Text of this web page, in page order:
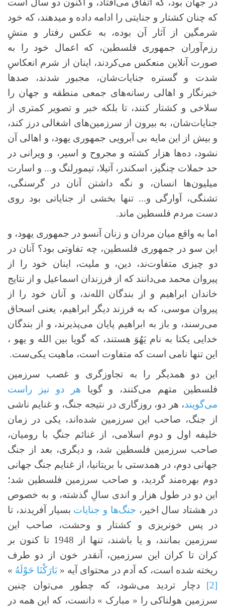
در جهان بود، که اتفاق می‌افتاد، و اکنون دو سال است
که چنان کشتار و جنایتی را ادامه داده‌ و میدهند، که خود
شرمگین از آثار آن بوده، به عکس رفتار و منشِِ
رزم‌آوران جمهوری فلسطین، که اعمال خود را به
صورت آنلاین منعکس می‌کردند، اینان از شرم انعکاسِ
شدت و گستره جنایات‌شان، مجبور شدند، صدها
خبرنگار و اهالی رسانه‌های جمعی منطقه و جهان را
سلاخی و کشتار کنند، تا بلکه خبر و تصویر کمتری از
جنایات‌شان، به بیرون از سرزمین‌های اشغالی درز کند،
و بیش از این مایه بی آبرویی جمهوری یهود، و اهالی آن
نشود، ده‌ها هزار کشته و مجروح و اسیر، و ویرانی در
حد حملات چنگیز، اسکندر، آتیلا، تیمورلنگ و... و اسارت
میلیون‌ها انسان، و نگه داشتن آنان در گرسنگی،
تشنگی، آوارگی و... تنها بخشی از جنایاتی بود روی
دست مردم فلسطین ماند.
اما به واقع میان مردان و زنان آنسو در جمهوری یهود، و
این سو در جمهوری فلسطین، چه تفاوتی بود؟ آنان در
دو چیزی متفاوت‌ند، دین، و ملیت، اینان خود را از
پیروان محمد می‌دانند که از فرزندان اسماعیل و از نتایج
خاندان ابراهیم‌ و از بندگان الله‌ند، و آنان خود را از
پیروان موسی، که به فرزند دیگر ابراهیم، یعنی اسحاق
می‌رسند، و باز به ابراهیم پایان می‌پذیرند، و از بندگان
خدایی یکتا به نام یَهُوَ هستند، که گویا بین الله و یهو ،
این تنها نامی است که متفاوت است، ماهیت یکی‌ست.
این دو همدیگر را به تجاوزگری و غصب سرزمین
فلسطین متهم می‌کنند، و گویا هر دو نیز راست
می‌گویند، هر دو، روزگاری در نتیجه جنگ، و غنایم ناشی
از جنگ، صاحب این سرزمین شده‌اند، یکی در زمان
خلیفه اول و دوم اسلامی، از غنائم جنگِ با رومیان،
صاحب سرزمین فلسطین شد، و دیگری، بعد از جنگ
جهانی دوم، در همدستی با بریتانیا، از غنایم جنگ جهانی
دوم بهره‌مند گردید، و صاحب سرزمین فلسطین شد؛
این دو در طول هزار و اندی سالِ گذشته، و به خصوص
در هشتاد سال اخیر، جنگ‌ها و جنایات بسیار آفریدند، تا
در پس خونریزی و کشتار و وحشت، صاحب این
سرزمین بمانند، و یا باشند، تنها از 1948 تا کنون بر
کران تا کران این سرزمین، آنقدر خون از دو طرف
ریخته شده است، که آدم در محتوای آیه «بَارَكْنَا حَوْلَهُ »
[2]
دچار تردید می‌شود، که چطور می‌توان چنین
سرزمین هولناکی را « مبارک » دانست، که این همه در